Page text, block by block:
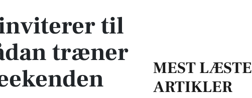
til
træner
MEST LÆSTE
ARTIKLER